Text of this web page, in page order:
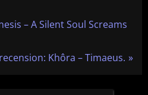
– A Silent Soul Screams
Khôra – Timaeus.